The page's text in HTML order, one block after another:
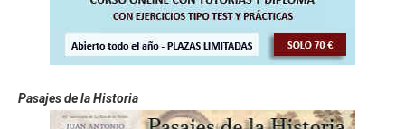
Pasajes de la Historia